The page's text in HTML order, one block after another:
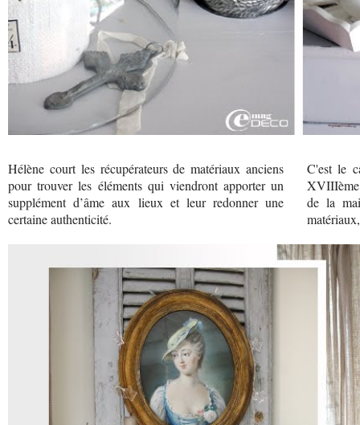
Hélène court les récupérateurs de matériaux anciens
pour trouver les éléments qui viendront apporter un
supplément d’âme aux lieux et leur redonner une
certaine authenticité.
C'est le
XVIIIème
de la